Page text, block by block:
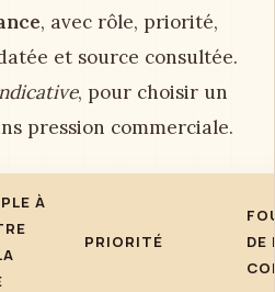
, avec rôle, priorité,
et source consultée.
, pour choisir un
pression commerciale.
À
PRIORITÉ
DE